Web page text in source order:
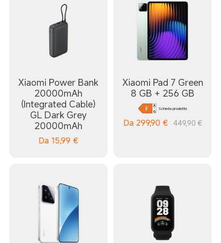
Xiaomi Power Bank
20000mAh
(Integrated Cable)
GL Dark Grey
20000mAh
Da 15,99 €
Xiaomi Pad 7 Green
8 GB + 256 GB
Scheda prodotto
Da 299,90 € 449,90 €